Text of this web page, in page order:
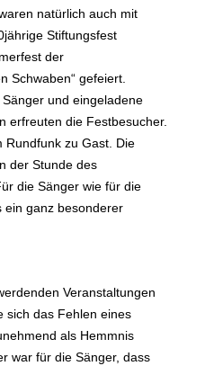
natürlich auch mit
Stiftungsfest
der
Schwaben“ gefeiert.
und eingeladene
erfreuten die Festbesucher.
Rundfunk zu Gast. Die
der Stunde des
die Sänger wie für die
ein ganz besonderer
Veranstaltungen
sich das Fehlen eines
als Hemmnis
war für die Sänger, dass